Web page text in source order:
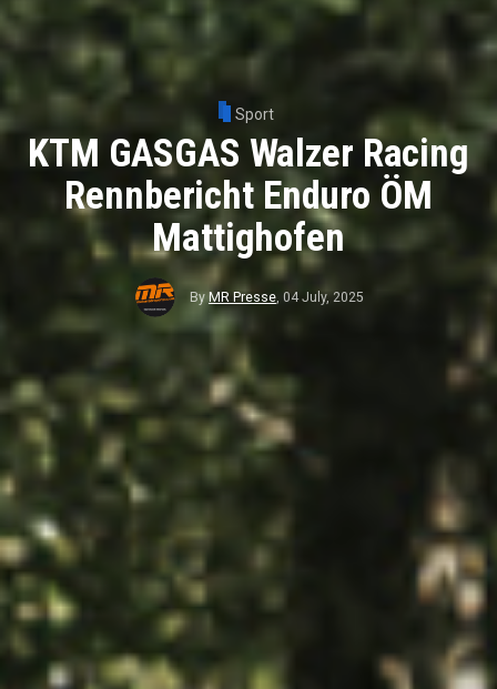
Sport
KTM GASGAS Walzer Racing
Rennbericht Enduro ÖM
Mattighofen
By MR Presse, 04 July, 2025